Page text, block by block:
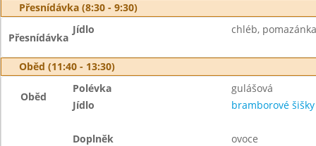
Přesnídávka (8:30 - 9:30)
Přesnídávka
Jídlo chléb,
Oběd (11:40 - 13:30)
Oběd
Polévka
gulášová
Jídlo
bramborové
Doplněk
ovoce